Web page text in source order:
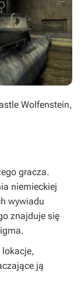
Wolfenstein,
gracza.
niemieckiej
wywiadu
znajduje się
ją